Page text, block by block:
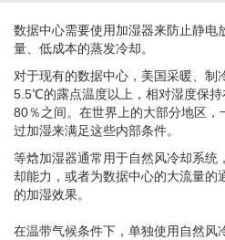
数据中心需要使用加湿器来防止静电
量、低成本的蒸发冷却。
对于现有的数据中心，美国采暖、制
5.5℃的露点温度以上，相对湿度保
80％之间。在世界上的大部分地区，
过加湿来满足这些内部条件。
等焓加湿器通常用于自然风冷却系统
却能力，或者为数据中心的大流量的
的加湿效果。
在温带气候条件下，单独使用自然风